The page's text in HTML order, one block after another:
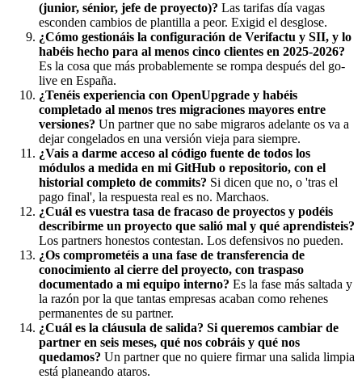
(junior, sénior, jefe de proyecto)? Las tarifas día vagas
esconden cambios de plantilla a peor. Exigid el desglose.
¿Cómo gestionáis la configuración de Verifactu y SII, y lo
habéis hecho para al menos cinco clientes en 2025-2026?
Es la cosa que más probablemente se rompa después del go-
live en España.
¿Tenéis experiencia con OpenUpgrade y habéis
completado al menos tres migraciones mayores entre
versiones? Un partner que no sabe migraros adelante os va a
dejar congelados en una versión vieja para siempre.
¿Vais a darme acceso al código fuente de todos los
módulos a medida en mi GitHub o repositorio, con el
historial completo de commits? Si dicen que no, o 'tras el
pago final', la respuesta real es no. Marchaos.
¿Cuál es vuestra tasa de fracaso de proyectos y podéis
describirme un proyecto que salió mal y qué aprendisteis?
Los partners honestos contestan. Los defensivos no pueden.
¿Os comprometéis a una fase de transferencia de
conocimiento al cierre del proyecto, con traspaso
documentado a mi equipo interno? Es la fase más saltada y
la razón por la que tantas empresas acaban como rehenes
permanentes de su partner.
¿Cuál es la cláusula de salida? Si queremos cambiar de
partner en seis meses, qué nos cobráis y qué nos
quedamos? Un partner que no quiere firmar una salida limpia
está planeando ataros.